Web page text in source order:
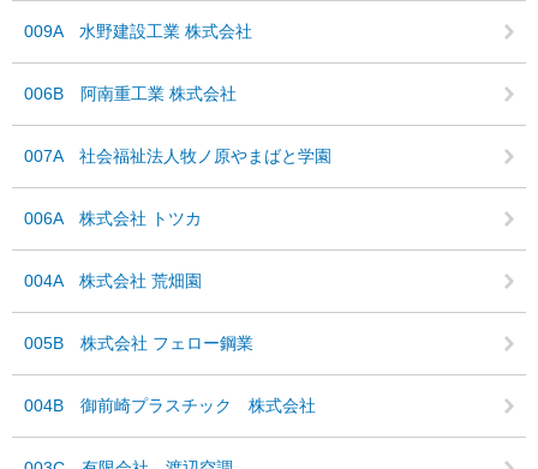
009A 水野建設工業 株式会社
006B 阿南重工業 株式会社
007A 社会福祉法人牧ノ原やまばと学園
006A 株式会社 トツカ
004A 株式会社 荒畑園
005B 株式会社 フェロー鋼業
004B 御前崎プラスチック 株式会社